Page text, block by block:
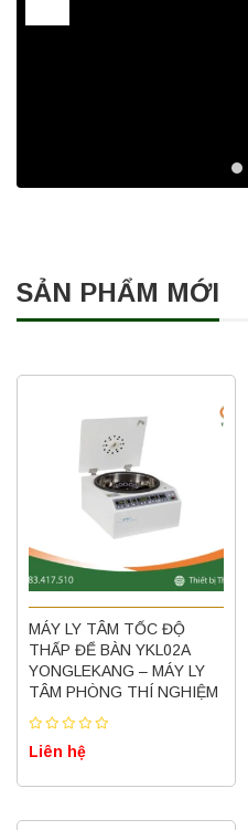
SẢN PHẨM MỚI
MÁY LY TÂM TỐC ĐỘ
THẤP ĐỂ BÀN YKL02A
YONGLEKANG – MÁY LY
TÂM PHÒNG THÍ NGHIỆM
Liên hệ